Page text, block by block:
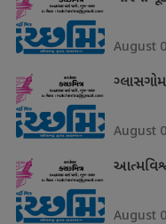
August
August
August